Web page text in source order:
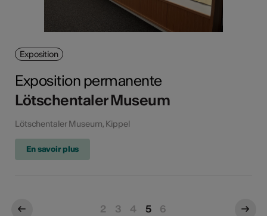
Exposition
Exposition permanente
Lötschentaler Museum
Lötschentaler Museum, Kippel
En savoir plus
2 3 4 5 6